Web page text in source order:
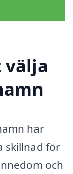
välja
har
skillnad för
och